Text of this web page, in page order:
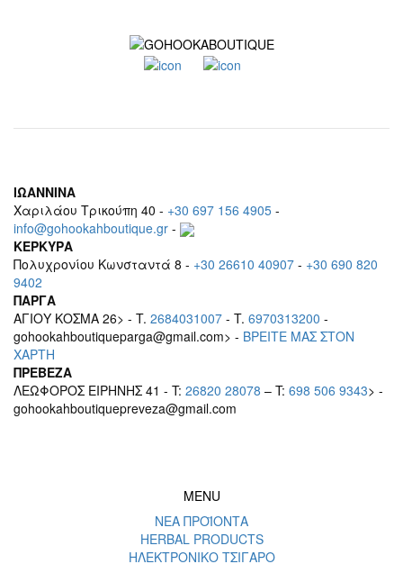
ΙΩΑΝΝΙΝΑ
Χαριλάου Τρικούπη 40 - +30 697 156 4905 -
info@gohookahboutique.gr -
ΚΕΡΚΥΡΑ
Πολυχρονίου Κωνσταντά 8 - +30 26610 40907 - +30 690 820
9402
ΠΑΡΓΑ
ΑΓΙΟΥ ΚΟΣΜΑ 26> - T. 2684031007 - T. 6970313200 -
gohookahboutiqueparga@gmail.com> - BΡEITE MAΣ ΣΤΟΝ
ΧΑΡΤΗ
ΠΡΕΒΕΖΑ
ΛΕΩΦΟΡΟΣ ΕΙΡΗΝΗΣ 41 - T: 26820 28078 – T: 698 506 9343> -
gohookahboutiquepreveza@gmail.com
MENU
ΝΕΑ ΠΡΟΪΟΝΤΑ
HERBAL PRODUCTS
ΗΛΕΚΤΡΟΝΙΚΟ ΤΣΙΓΑΡΟ